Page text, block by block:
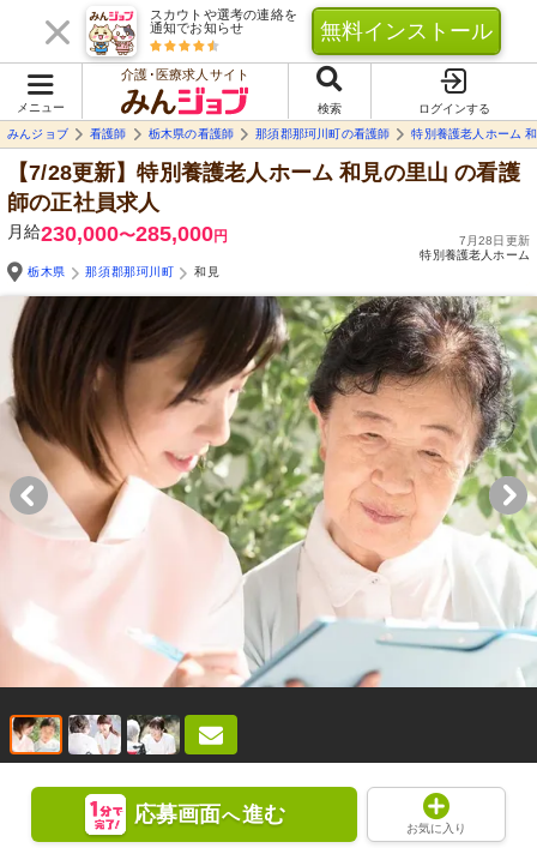
スカウトや選考の連絡を
通知でお知らせ
無料インストール
メニュー
介護･医療求人サイト
検索
ログインする
みんジョブ
看護師 栃木県の看護師 那須郡那珂川町の看護師 特別養護老人ホーム
【7/28更新】特別養護老人ホーム 和見の里山 の看護
師の正社員求人
月給230,000〜285,000円
7月28日更新
特別養護老人ホーム
栃木県
那須郡那珂川町 和見
応募画面へ進む
お気に入り